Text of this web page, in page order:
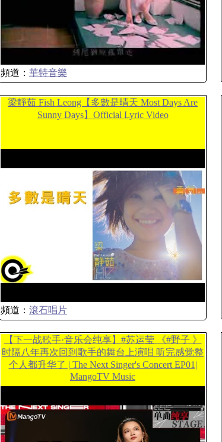
頻道： 華特音樂
梁靜茹 Fish Leong【多數是晴天 Most Days Are
Sunny Days】Official Lyric Video
頻道： 滾石唱片
【下一战歌手·音乐会纯享】#苏运莹 《#野子 》
时隔八年再次回到歌手的舞台上演唱 听完感觉整
个人都升华了 | The Next Singer's Concert EP01|
MangoTV Music